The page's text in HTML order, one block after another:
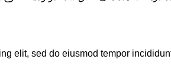
elit, sed do eiusmod tempor